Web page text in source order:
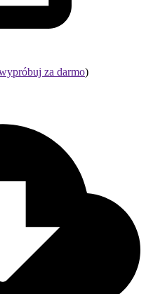
za darmo)